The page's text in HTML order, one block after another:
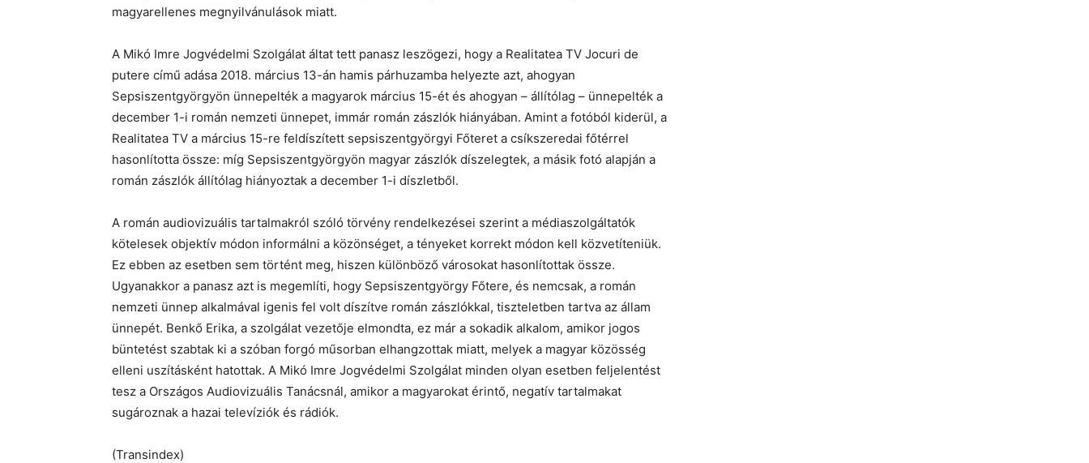
magyarellenes megnyilvánulások miatt.
A Mikó Imre Jogvédelmi Szolgálat áltat tett panasz leszögezi, hogy a Realitatea TV Jocuri de
putere című adása 2018. március 13-án hamis párhuzamba helyezte azt, ahogyan
Sepsiszentgyörgyön ünnepelték a magyarok március 15-ét és ahogyan – állítólag – ünnepelték a
december 1-i román nemzeti ünnepet, immár román zászlók hiányában. Amint a fotóból kiderül, a
Realitatea TV a március 15-re feldíszített sepsiszentgyörgyi Főteret a csíkszeredai főtérrel
hasonlította össze: míg Sepsiszentgyörgyön magyar zászlók díszelegtek, a másik fotó alapján a
román zászlók állítólag hiányoztak a december 1-i díszletből.
A román audiovizuális tartalmakról szóló törvény rendelkezései szerint a médiaszolgáltatók
kötelesek objektív módon informálni a közönséget, a tényeket korrekt módon kell közvetíteniük.
Ez ebben az esetben sem történt meg, hiszen különböző városokat hasonlítottak össze.
Ugyanakkor a panasz azt is megemlíti, hogy Sepsiszentgyörgy Főtere, és nemcsak, a román
nemzeti ünnep alkalmával igenis fel volt díszítve román zászlókkal, tiszteletben tartva az állam
ünnepét. Benkő Erika, a szolgálat vezetője elmondta, ez már a sokadik alkalom, amikor jogos
büntetést szabtak ki a szóban forgó műsorban elhangzottak miatt, melyek a magyar közösség
elleni uszításként hatottak. A Mikó Imre Jogvédelmi Szolgálat minden olyan esetben feljelentést
tesz a Országos Audiovizuális Tanácsnál, amikor a magyarokat érintő, negatív tartalmakat
sugároznak a hazai televíziók és rádiók.
(Transindex)